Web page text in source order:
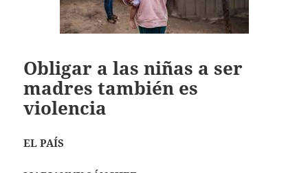
Obligar a las niñas a ser
madres también es
violencia
EL PAÍS